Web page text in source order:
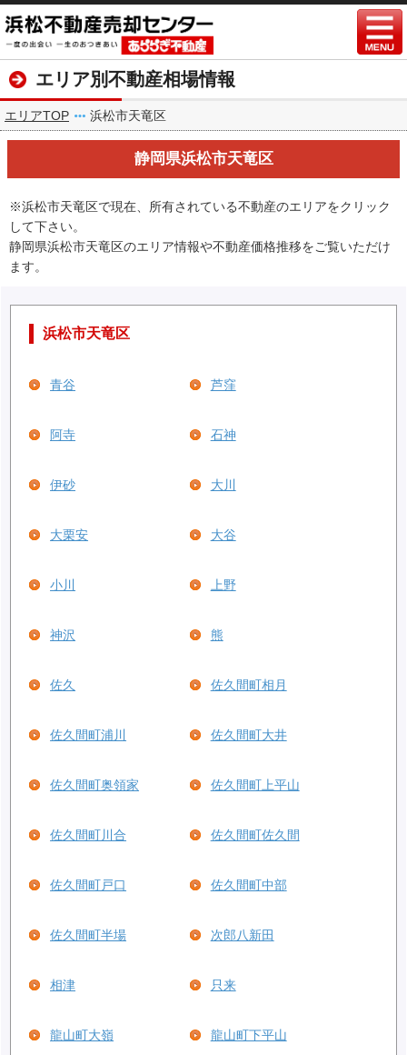
エリア別不動産相場情報
エリアTOP 浜松市天竜区
静岡県浜松市天竜区
※浜松市天竜区で現在、所有されている不動産のエリアをクリック
して下さい。
静岡県浜松市天竜区のエリア情報や不動産価格推移をご覧いただけ
ます。
浜松市天竜区
青谷 芦窪
阿寺 石神
伊砂 大川
大栗安 大谷
小川 上野
神沢 熊
佐久 佐久間町相月
佐久間町浦川 佐久間町大井
佐久間町奥領家 佐久間町上平山
佐久間町川合 佐久間町佐久間
佐久間町戸口 佐久間町中部
佐久間町半場 次郎八新田
相津 只来
龍山町大嶺 龍山町下平山